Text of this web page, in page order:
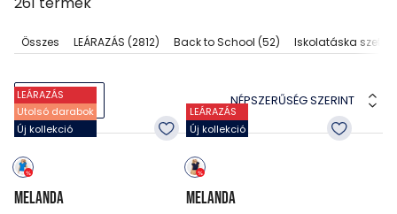
Összes LEÁRAZÁS (2812) Back to School (52) Iskolatáska szettek
SZŰRŐK NÉPSZERŰSÉG SZERINT
LEÁRAZÁS
Utolsó darabok
Új kollekció
MELANDA
LEÁRAZÁS
Új kollekció
MELANDA